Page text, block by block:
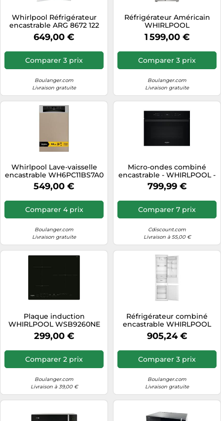
Tondeuses cheveux & barbe
Téléphonie
Téléviseurs
Télévision & vidéo
Électroménager
Whirlpool Réfrigérateur
encastrable ARG 8672 122
cm 1 porte Inox
649,00 €
Comparer 3 prix
Boulanger.com
Livraison gratuite
Réfrigérateur Américain
WHIRLPOOL
WHG26574WX5E
1 599,00 €
Comparer 3 prix
Boulanger.com
Livraison gratuite
Whirlpool Lave-vaisselle
encastrable WH6PC11BS7A0
549,00 €
Comparer 4 prix
Boulanger.com
Livraison gratuite
Micro-ondes combiné
encastrable - WHIRLPOOL -
WCW6O7HTBF - Noir - 59,5
x 55,4 x 45,5 cm
799,99 €
Comparer 7 prix
Cdiscount.com
Livraison à 55,00 €
Plaque induction
WHIRLPOOL WSB9260NE
299,00 €
Comparer 2 prix
Boulanger.com
Livraison à 39,00 €
Réfrigérateur combiné
encastrable WHIRLPOOL
WHC20D021B2 6ème Sens
193cm
905,24 €
Comparer 3 prix
Boulanger.com
Livraison gratuite